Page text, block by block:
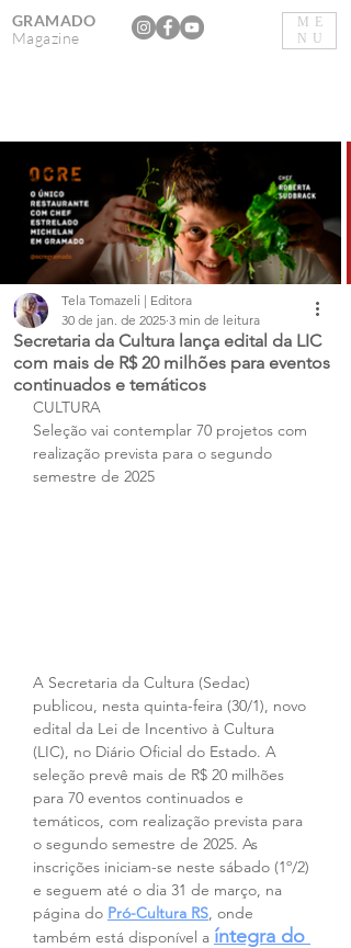
ME
NU
GRAMADO
Magazine
Secretaria da Cultura lança edital da LIC
com mais de R$ 20 milhões para eventos
continuados e temáticos
Tela Tomazeli | Editora
30 de jan. de 2025 3 min de leitura
CULTURA
Seleção vai contemplar 70 projetos com
realização prevista para o segundo
semestre de 2025
A Secretaria da Cultura (Sedac)
publicou, nesta quinta-feira (30/1), novo
edital da Lei de Incentivo à Cultura
(LIC), no Diário Oficial do Estado. A
seleção prevê mais de R$ 20 milhões
para 70 eventos continuados e
temáticos, com realização prevista para
o segundo semestre de 2025. As
inscrições iniciam-se neste sábado (1º/2)
e seguem até o dia 31 de março, na
página do Pró-Cultura RS, onde
também está disponível a íntegra do